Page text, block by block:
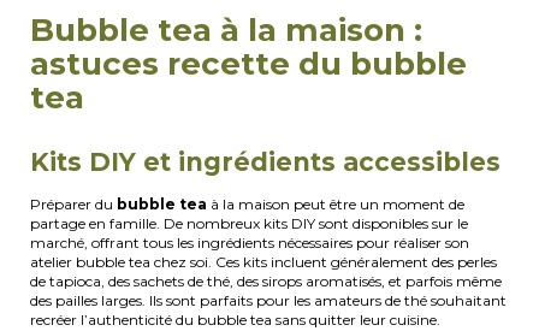
Bubble tea à la maison :
astuces recette du bubble
tea
Kits DIY et ingrédients accessibles
Préparer du bubble tea à la maison peut être un moment de
partage en famille. De nombreux kits DIY sont disponibles sur le
marché, offrant tous les ingrédients nécessaires pour réaliser son
atelier bubble tea chez soi. Ces kits incluent généralement des perles
de tapioca, des sachets de thé, des sirops aromatisés, et parfois même
des pailles larges. Ils sont parfaits pour les amateurs de thé souhaitant
recréer l’authenticité du bubble tea sans quitter leur cuisine.